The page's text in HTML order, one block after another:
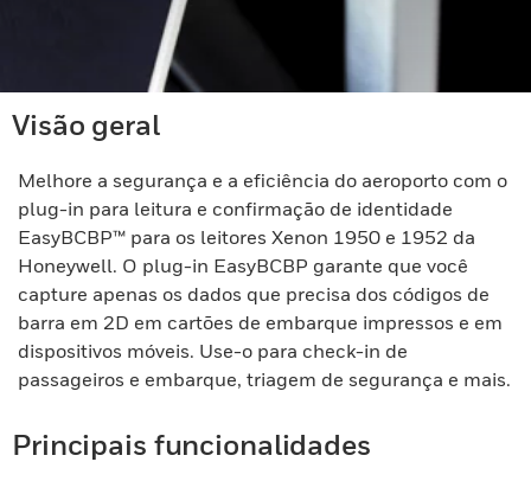
Visão geral
Melhore a segurança e a eficiência do aeroporto com o
plug-in para leitura e confirmação de identidade
EasyBCBP™ para os leitores Xenon 1950 e 1952 da
Honeywell. O plug-in EasyBCBP garante que você
capture apenas os dados que precisa dos códigos de
barra em 2D em cartões de embarque impressos e em
dispositivos móveis. Use-o para check-in de
passageiros e embarque, triagem de segurança e mais.
Principais funcionalidades